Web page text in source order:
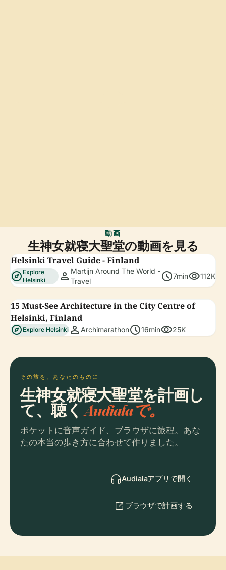
動画
生神女就寝大聖堂の動画を見る
Helsinki Travel Guide - Finland
explore Explore
Helsinki
person Martijn Around The World -
Travel
schedule7minvisibility112K
15 Must-See Architecture in the City Centre of
Helsinki, Finland
explore Explore Helsinki person Archimarathonschedule16minvisibility25K
その旅を、あなたのものに
生神女就寝大聖堂を計画し
て、聴くAudialaで。
ポケットに音声ガイド、ブラウザに旅程。あな
たの本当の歩き方に合わせて作りました。
Audialaアプリで開く
ブラウザで計画する